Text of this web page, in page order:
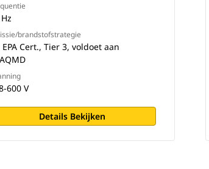
brandstofstrategie
EPA Cert., Tier 3, voldoet aan
600 V
Details Bekijken